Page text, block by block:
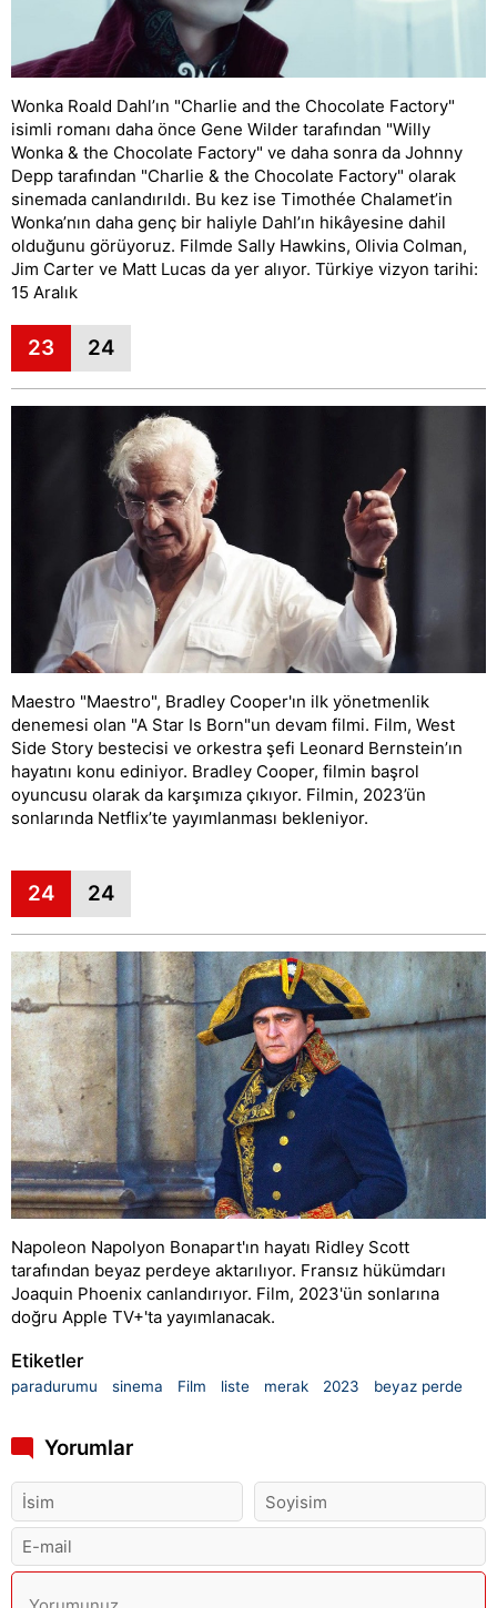
Wonka Roald Dahl’ın "Charlie and the Chocolate Factory"
isimli romanı daha önce Gene Wilder tarafından "Willy
Wonka & the Chocolate Factory" ve daha sonra da Johnny
Depp tarafından "Charlie & the Chocolate Factory" olarak
sinemada canlandırıldı. Bu kez ise Timothée Chalamet’in
Wonka’nın daha genç bir haliyle Dahl’ın hikâyesine dahil
olduğunu görüyoruz. Filmde Sally Hawkins, Olivia Colman,
Jim Carter ve Matt Lucas da yer alıyor. Türkiye vizyon tarihi:
15 Aralık
23 24
Maestro "Maestro", Bradley Cooper'ın ilk yönetmenlik
denemesi olan "A Star Is Born"un devam filmi. Film, West
Side Story bestecisi ve orkestra şefi Leonard Bernstein’ın
hayatını konu ediniyor. Bradley Cooper, filmin başrol
oyuncusu olarak da karşımıza çıkıyor. Filmin, 2023’ün
sonlarında Netflix’te yayımlanması bekleniyor.
24 24
Napoleon Napolyon Bonapart'ın hayatı Ridley Scott
tarafından beyaz perdeye aktarılıyor. Fransız hükümdarı
Joaquin Phoenix canlandırıyor. Film, 2023'ün sonlarına
doğru Apple TV+'ta yayımlanacak.
Etiketler
paradurumu sinema Film liste merak 2023 beyaz perde
Yorumlar